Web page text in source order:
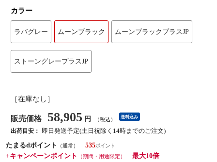
カラー
ラバグレー ムーンブラック ムーンブラックプラスJP
ストーングレープラスJP
［在庫なし］
販売価格 58,905 円 （税込） 送料込み
出荷目安：
即日発送予定(土日祝除く14時までのご注文)
たまるdポイント
（通常）
535
+キャンペーンポイント
（期間・用途限定）
最大10倍